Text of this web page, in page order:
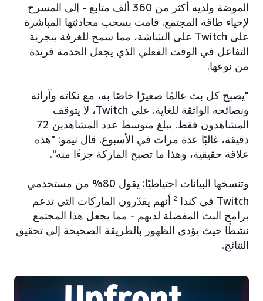
الموضة ولديه أكثر من 360 ألف متابع - إلى المسرح
لإحياء طاقة المجتمع. قامت بسحب محادثتها المباشرة
على Twitch على الشاشة، مما سمح للغرفة بتجربة
التفاعل في الوقت الفعلي الذي يجعل الخدمة فريدة
من نوعها.
"يصبح كل بث عالمًا صغيرًا خاصًا به، مع نكاته وآرائه
ونصائحه الواثقة للغاية. على Twitch، لا يتوقف
المشاهدون فقط. يبلغ متوسط عدد المشاهدين 72
دقيقة، غالبًا عدة مرات في الأسبوع. قال نيمو: "هذه
علاقة حقيقية، وهذا ما تصبح الماركة جزءًا منه".
وتنسخها البيانات احتياطيًا: يقول 80% من مستخدمي
Twitch في كندا
2 أنهم يقدّرون الماركات التي تدعم
برامج البث المفضلة لديهم - مما يجعل هذا المجتمع
نشطًا حيث يؤدي الظهور بالطريقة الصحيحة إلى تحقيق
النتائج.